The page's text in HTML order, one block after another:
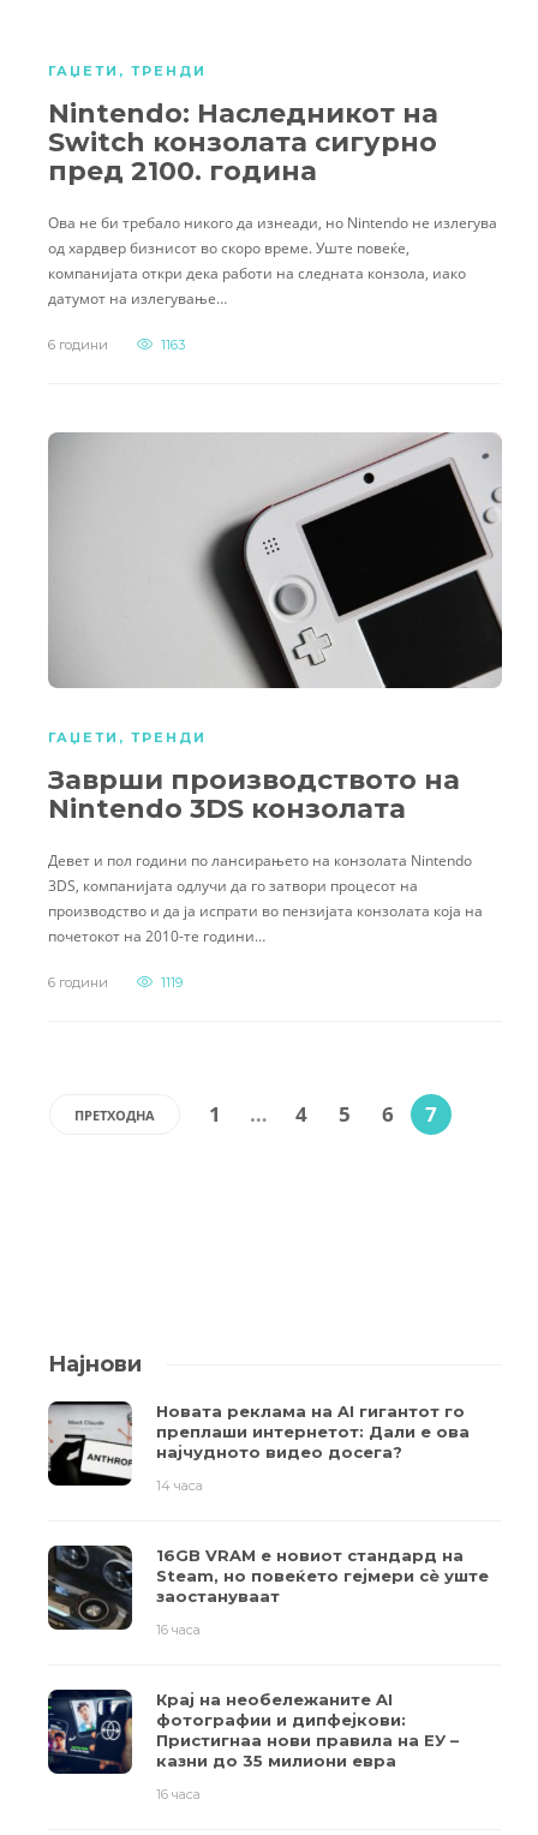
ГАЏЕТИ , ТРЕНДИ
Nintendo: Наследникот на
Switch конзолата сигурно
пред 2100. година
Ова не би требало никого да изнеади, но Nintendo не излегува
од хардвер бизнисот во скоро време. Уште повеќе,
компанијата откри дека работи на следната конзола, иако
датумот на излегување…
6 години 1163
ГАЏЕТИ , ТРЕНДИ
Заврши производството на
Nintendo 3DS конзолата
Девет и пол години по лансирањето на конзолата Nintendo
3DS, компанијата одлучи да го затвори процесот на
производство и да ја испрати во пензијата конзолата која на
почетокот на 2010-те години…
6 години 1119
ПРЕТХОДНА 1 … 4 5 6 7
Најнови
Новата реклама на AI гигантот го
преплаши интернетот: Дали е ова
најчудното видео досега?
14 часа
16GB VRAM е новиот стандард на
Steam, но повеќето гејмери ​​сè уште
заостануваат
16 часа
Крај на необележаните AI
фотографии и дипфејкови:
Пристигнаа нови правила на ЕУ –
казни до 35 милиони евра
16 часа